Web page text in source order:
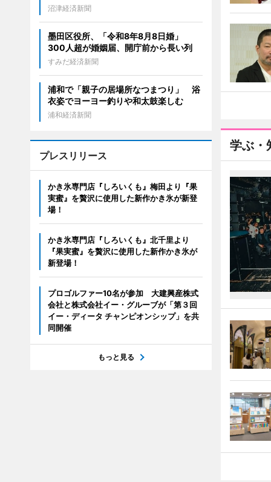
学ぶ・
沼津経済新聞
墨田区役所、「令和8年8月8日婚」
300人超が婚姻届、開庁前から長い列
すみだ経済新聞
浦和で「親子の居場所なつまつり」 浴
衣姿でヨーヨー釣りや和太鼓楽しむ
浦和経済新聞
プレスリリース
かき氷専門店『しろいくも』梅田より『果
実蜜』を贅沢に使用した新作かき氷が新登
場！
かき氷専門店『しろいくも』北千里より
『果実蜜』を贅沢に使用した新作かき氷が
新登場！
プロゴルファー10名が参加 大建興産株式
会社と株式会社イー・グルーブが「第３回
イー・ディータ チャンピオンシップ」を共
同開催
もっと見る